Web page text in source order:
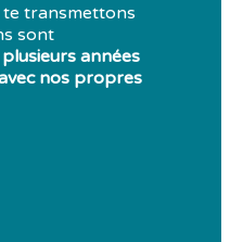
te transmettons
sont
plusieurs années
nos propres